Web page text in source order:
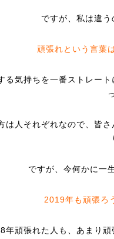
ですが、私は違う
頑張れという言葉
る気持ちを一番ストレー
は人それぞれなので、皆
ですが、今何かに一
2019年も頑張ろ
年頑張れた人も、あまり